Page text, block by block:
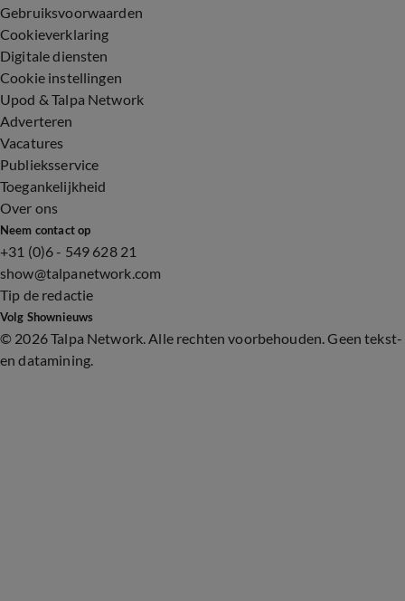
Gebruiksvoorwaarden
Cookieverklaring
Digitale diensten
Cookie instellingen
Upod & Talpa Network
Adverteren
Vacatures
Publieksservice
Toegankelijkheid
Over ons
Neem contact op
+31 (0)6 - 549 628 21
show@talpanetwork.com
Tip de redactie
Volg Shownieuws
© 2026 Talpa Network. Alle rechten voorbehouden. Geen tekst-
en datamining.